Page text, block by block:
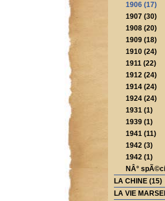
1906 (17)
1907 (30)
1908 (20)
1909 (18)
1910 (24)
1911 (22)
1912 (24)
1914 (24)
1924 (24)
1931 (1)
1939 (1)
1941 (11)
1942 (3)
1942 (1)
NÂ°
LA CHINE (15)
LA VIE